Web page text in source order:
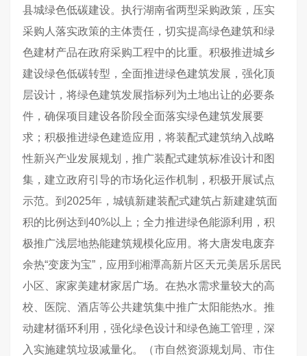
县城绿色低碳建设。执行湖南省两型采购政策，压实
采购人落实政策的主体责任，切实提高绿色建筑和绿
色建材产品在政府采购工程中的比重。积极推进城乡
建设绿色低碳转型，全面推进绿色建筑发展，强化顶
层设计，将绿色建筑发展指标列为土地出让的必要条
件，确保项目建设各阶段全面落实绿色建筑发展要
求；积极推进绿色建造应用，将装配式建筑纳入战略
性新兴产业发展规划，推广装配式建筑标准设计和图
集，建立政府引导的市场化运作机制，积极开展试点
示范。到2025年，城镇新建装配式建筑占新建建筑面
积的比例达到40%以上；全力推进绿色能源利用，积
极推广浅层地热能建筑规模化应用。将大唐发电废弃
余热“变废为宝”，应用到湘潭高新片区天元美居乐居民
小区、家家美建材家居广场。在热水需求量较大的高
校、医院、酒店等公共建筑集中推广太阳能热水。推
动建材循环利用，强化绿色设计和绿色施工管理，深
入实施建筑垃圾减量化。（市自然资源规划局、市住